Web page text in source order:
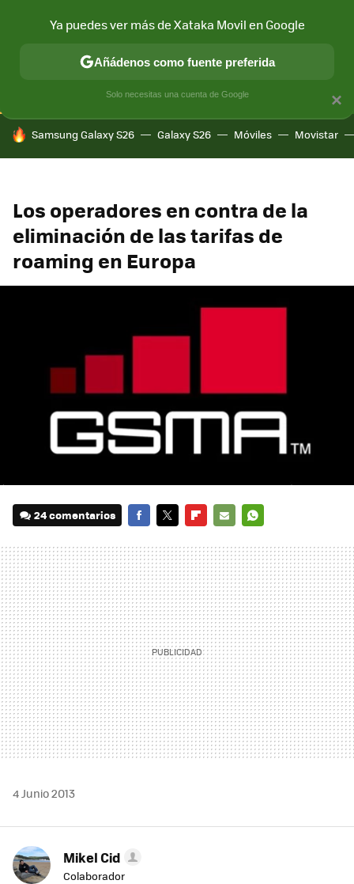
CONECTIVIDAD MÓVIL Y SOCIEDAD APLICACIONES
HOY SE HABLA DE
Samsung Galaxy S26 Galaxy S26 Móviles Movistar
Los operadores en contra de la
eliminación de las tarifas de
roaming en Europa
24 comentarios
MAIL
4 Junio 2013
Mikel Cid
Colaborador
×
Ya puedes ver más de Xataka Movil en Google
Añádenos como fuente preferida
Solo necesitas una cuenta de Google